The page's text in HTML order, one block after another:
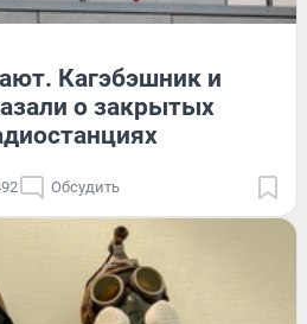
Кагэбэшник и
о закрытых
Обсудить